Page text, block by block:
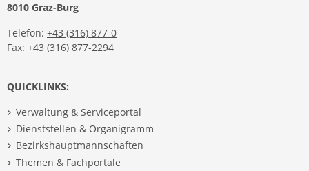
8010 Graz-Burg
Telefon: +43 (316) 877-0
Fax: +43 (316) 877-2294
QUICKLINKS:
Verwaltung & Serviceportal
Dienststellen & Organigramm
Bezirkshauptmannschaften
Themen & Fachportale